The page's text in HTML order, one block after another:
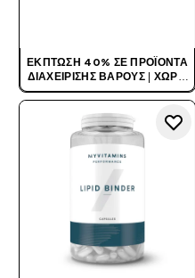
ΈΚΠΤΩΣΗ 40% ΣΕ ΠΡΟΪΌΝΤΑ
ΔΙΑΧΕΊΡΙΣΗΣ ΒΆΡΟΥΣ| ΧΩΡΊΣ
ΚΩΔΙΚΌ